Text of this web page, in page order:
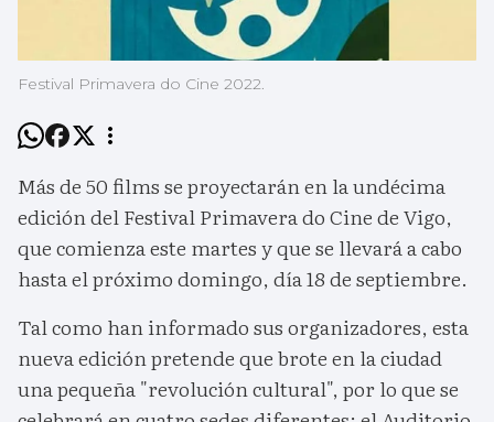
Festival Primavera do Cine 2022.
Más de 50 films se proyectarán en la undécima
edición del Festival Primavera do Cine de Vigo,
que comienza este martes y que se llevará a cabo
hasta el próximo domingo, día 18 de septiembre.
Tal como han informado sus organizadores, esta
nueva edición pretende que brote en la ciudad
una pequeña "revolución cultural", por lo que se